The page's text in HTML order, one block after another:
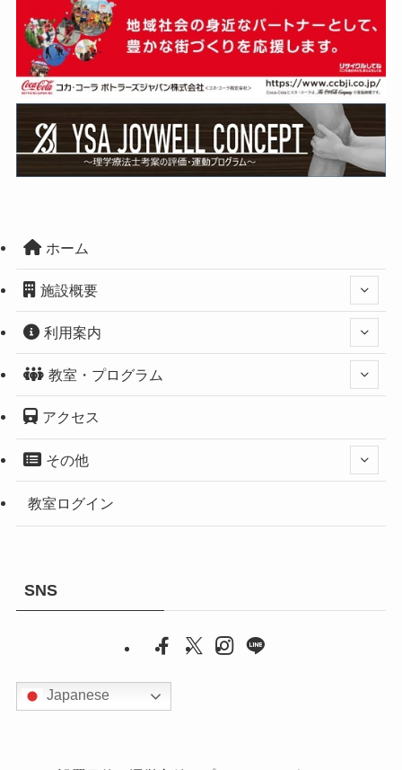
ホーム
施設概要
利用案内
教室・プログラム
アクセス
その他
教室ログイン
SNS
Japanese